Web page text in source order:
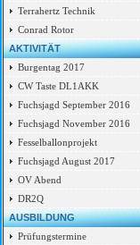
Terrahertz Technik
Conrad Rotor
AKTIVITÄT
Burgentag 2017
CW Taste DL1AKK
Fuchsjagd September 2016
Fuchsjagd November 2016
Fesselballonprojekt
Fuchsjagd August 2017
OV Abend
DR2Q
AUSBILDUNG
Prüfungstermine